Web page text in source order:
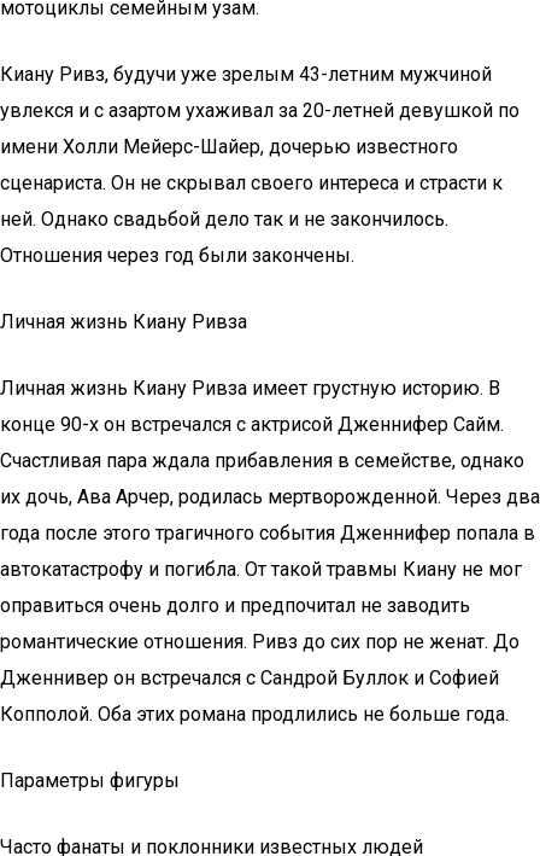
мотоциклы семейным узам.
Киану Ривз, будучи уже зрелым 43-летним мужчиной
увлекся и с азартом ухаживал за 20-летней девушкой по
имени Холли Мейерс-Шайер, дочерью известного
сценариста. Он не скрывал своего интереса и страсти к
ней. Однако свадьбой дело так и не закончилось.
Отношения через год были закончены.
Личная жизнь Киану Ривза
Личная жизнь Киану Ривза имеет грустную историю. В
конце 90-х он встречался с актрисой Дженнифер Сайм.
Счастливая пара ждала прибавления в семействе, однако
их дочь, Ава Арчер, родилась мертворожденной. Через два
года после этого трагичного события Дженнифер попала в
автокатастрофу и погибла. От такой травмы Киану не мог
оправиться очень долго и предпочитал не заводить
романтические отношения. Ривз до сих пор не женат. До
Дженнивер он встречался с Сандрой Буллок и Софией
Копполой. Оба этих романа продлились не больше года.
Параметры фигуры
Часто фанаты и поклонники известных людей